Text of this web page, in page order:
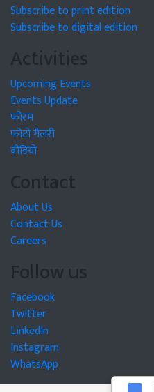
Subscribe to print edition
Subscribe to digital edition
Activities
Upcoming Events
Events Update
फोरम
फोटो गैलरी
वीडियो
Contact
About Us
Contact Us
Careers
Follow us
Facebook
Twitter
LinkedIn
Instagram
WhatsApp